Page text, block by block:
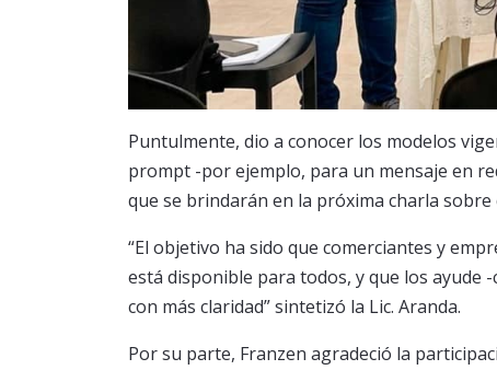
Puntulmente, dio a conocer los modelos
prompt -por ejemplo, para un mensaje en
que se brindarán en la próxima charla
“El objetivo ha sido que comerciantes y
está disponible para todos, y que los
con más claridad” sintetizó la Lic. Aranda.
Por su parte, Franzen agradeció la